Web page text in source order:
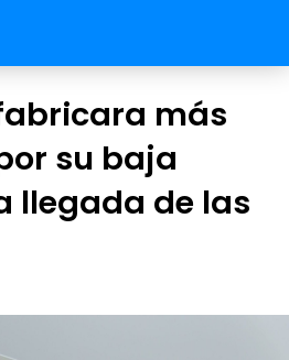
más
su baja
llegada de las